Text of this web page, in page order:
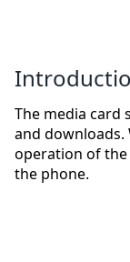
The media card
and downloads.
operation of
the phone.